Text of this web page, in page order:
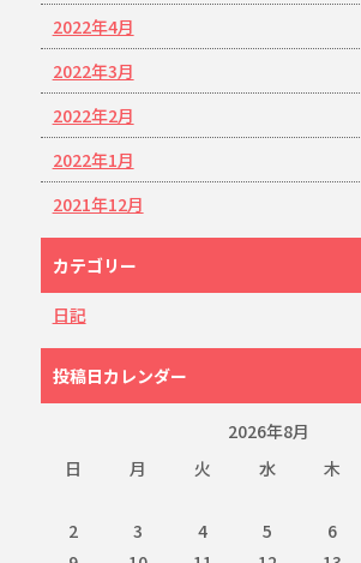
2022年4月
2022年3月
2022年2月
2022年1月
2021年12月
カテゴリー
日記
投稿日カレンダー
2026年8月
日
月 火 水 木
2
3 4 5 6